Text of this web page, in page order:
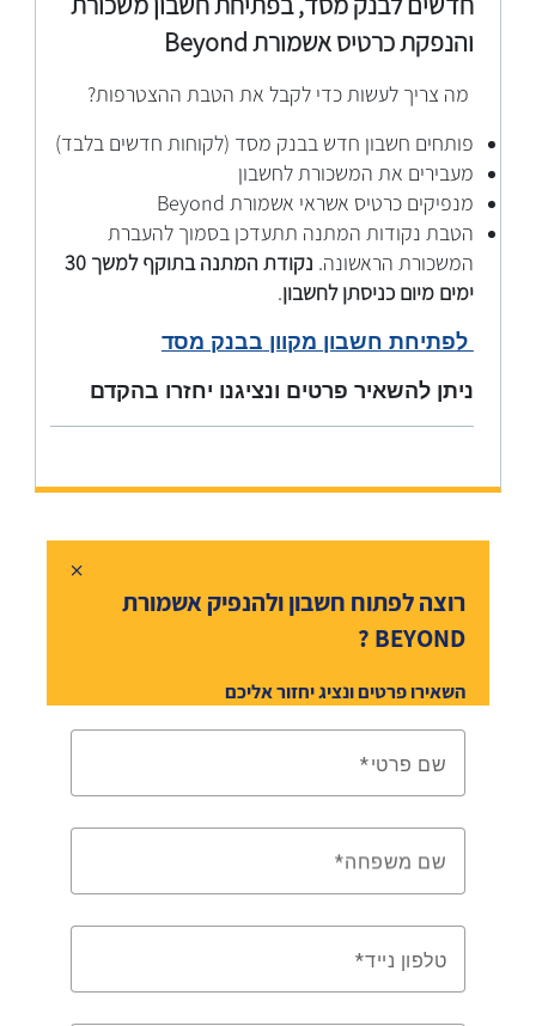
והנפקת כרטיס אשמורתBeyond
מה צריך לעשות כדי לקבל את הטבת ההצטרפות?
פותחים חשבון חדש בבנק מסד (לקוחות חדשים בלבד)
מעבירים את המשכורת לחשבון
מנפיקים כרטיס אשראי אשמורת Beyond
הטבת נקודות המתנה תתעדכן בסמוך להעברת
המשכורת הראשונה.
נקודת המתנה בתוקף למשך 30
ימים מיום כניסתן לחשבון.
לפתיחת חשבון מקוון בבנק מסד
ניתן להשאיר פרטים ונציגנו יחזרו בהקדם